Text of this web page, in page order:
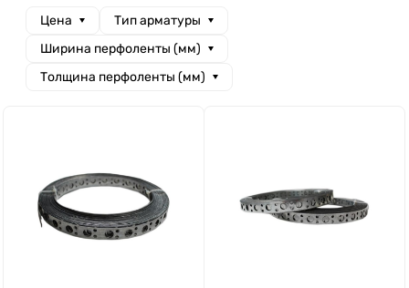
Цена
Тип арматуры
Ширина перфоленты (мм)
Толщина перфоленты (мм)